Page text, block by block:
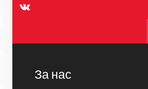
За нас